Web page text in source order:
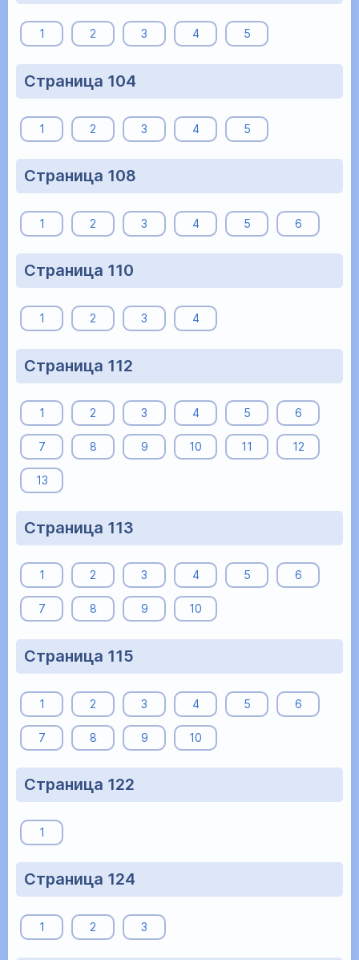
1 2 3 4 5
Страница 104
1 2 3 4 5
Страница 108
1 2 3 4 5 6
Страница 110
1 2 3 4
Страница 112
1 2 3 4 5 6
7 8 9 10 11 12
13
Страница 113
1 2 3 4 5 6
7 8 9 10
Страница 115
1 2 3 4 5 6
7 8 9 10
Страница 122
1
Страница 124
1 2 3